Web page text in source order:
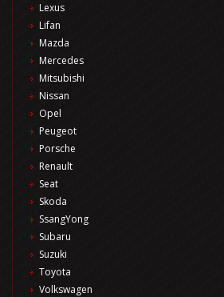
Lexus
Lifan
Mazda
Mercedes
Mitsubishi
Nissan
Opel
Peugeot
Porsche
Renault
Seat
Skoda
SsangYong
Subaru
Suzuki
Toyota
Volkswagen